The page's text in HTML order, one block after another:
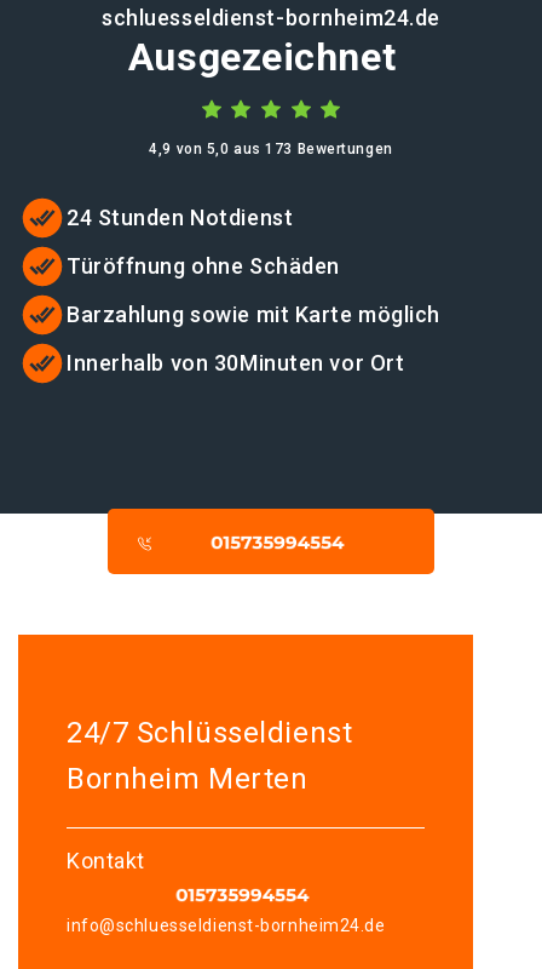
schluesseldienst-bornheim24.de
Ausgezeichnet
4,9 von 5,0 aus 173 Bewertungen
24 Stunden Notdienst
Türöffnung ohne Schäden
Barzahlung sowie mit Karte möglich
Innerhalb von 30Minuten vor Ort
24/7 Schlüsseldienst
Bornheim Merten
Kontakt
info@schluesseldienst-bornheim24.de